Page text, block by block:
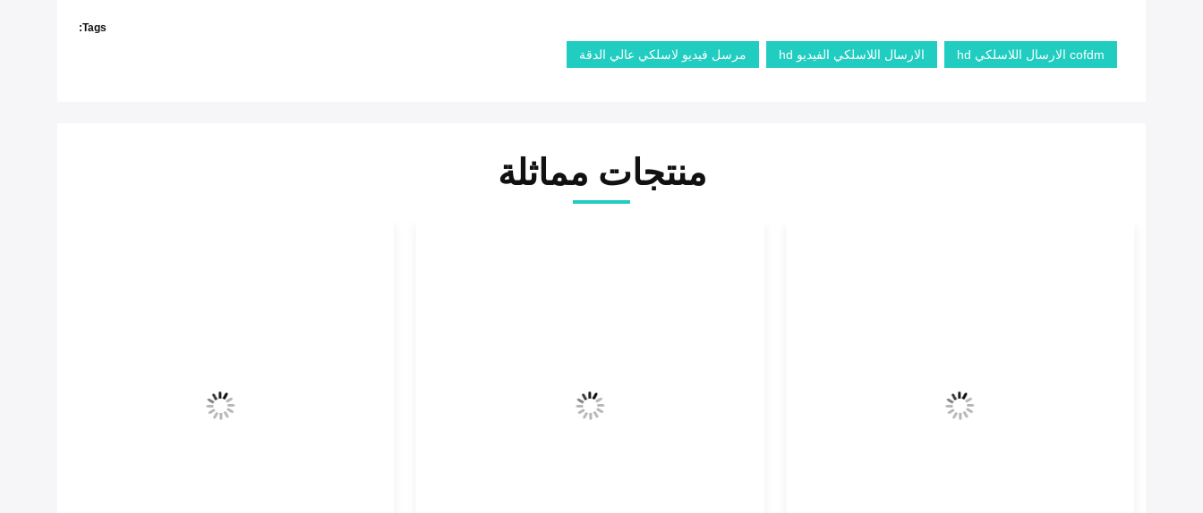
Tags:
cofdm الارسال اللاسلكي hd الارسال اللاسلكي الفيديو hd مرسل فيديو لاسلكي عالي الدقة
منتجات مماثلة